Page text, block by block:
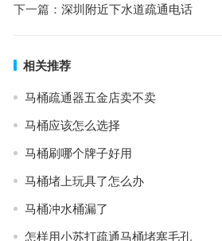
下一篇： 深圳附近下水道疏通电话
相关推荐
马桶疏通器五金店卖不卖
马桶应该怎么选择
马桶刷哪个牌子好用
马桶堵上玩具了怎么办
马桶冲水桶漏了
怎样用小苏打疏通马桶堵塞毛孔